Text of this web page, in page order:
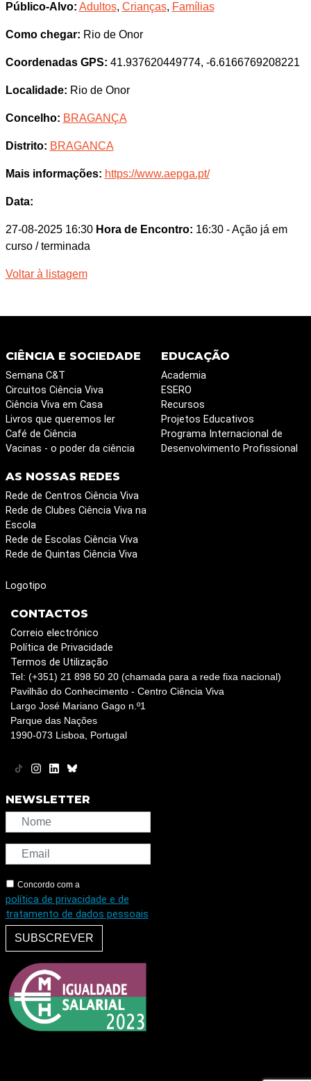
Público-Alvo: Adultos, Crianças, Famílias
Como chegar: Rio de Onor
Coordenadas GPS: 41.937620449774, -6.6166769208221
Localidade: Rio de Onor
Concelho: BRAGANÇA
Distrito: BRAGANCA
Mais informações: https://www.aepga.pt/
Data:
27-08-2025 16:30 Hora de Encontro: 16:30 - Ação já em
curso / terminada
Voltar à listagem
CIÊNCIA E SOCIEDADE
Semana C&T
Circuitos Ciência Viva
Ciência Viva em Casa
Livros que queremos ler
Café de Ciência
Vacinas - o poder da ciência
EDUCAÇÃO
Academia
ESERO
Recursos
Projetos Educativos
Programa Internacional de
Desenvolvimento Profissional
AS NOSSAS REDES
Rede de Centros Ciência Viva
Rede de Clubes Ciência Viva na
Escola
Rede de Escolas Ciência Viva
Rede de Quintas Ciência Viva
Logotipo
CONTACTOS
Correio electrónico
Política de Privacidade
Termos de Utilização
Tel: (+351) 21 898 50 20 (chamada para a rede fixa nacional)
Pavilhão do Conhecimento - Centro Ciência Viva
Largo José Mariano Gago n.º1
Parque das Nações
1990-073 Lisboa, Portugal
NEWSLETTER
Concordo com a
política de privacidade e de
tratamento de dados pessoais
SUBSCREVER